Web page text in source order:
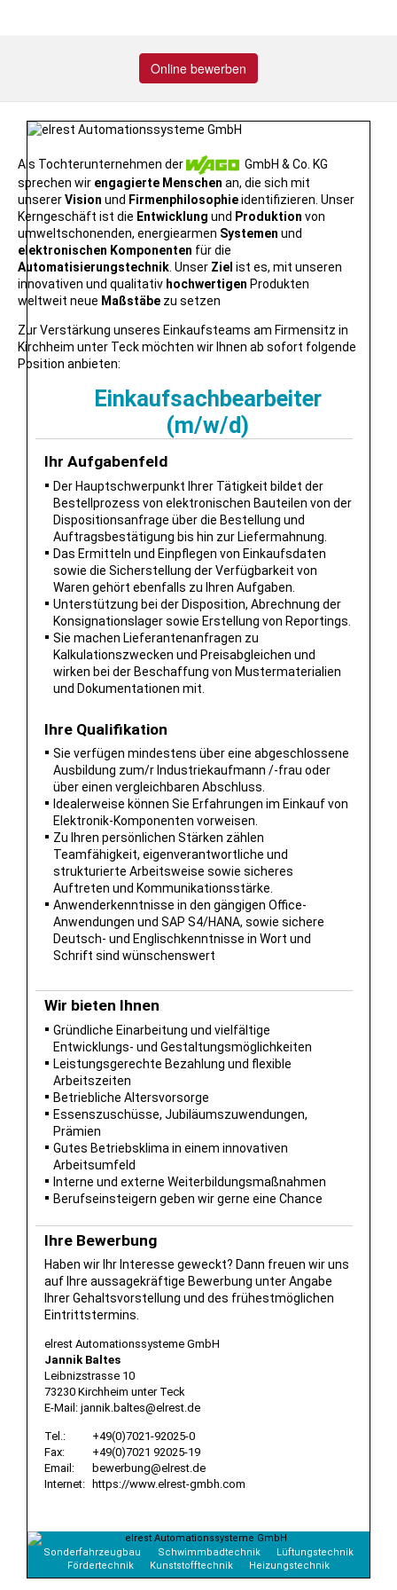
Online bewerben
Als Tochterunternehmen der
GmbH & Co. KG
sprechen wir engagierte Menschen an, die sich mit
unsererVision und Firmenphilosophieidentifizieren. Unser
Kerngeschäft ist die Entwicklung und Produktion von
umweltschonenden, energiearmen Systemen und
elektronischen Komponenten für die
Automatisierungstechnik. Unser Ziel ist es, mit unseren
innovativen und qualitativ hochwertigen Produkten
weltweit neue Maßstäbe zu setzen
Zur Verstärkung unseres Einkaufsteams am Firmensitz in
Kirchheim unter Teck möchten wir Ihnen ab sofort folgende
Position anbieten:
Einkaufsachbearbeiter
(m/w/d)
Ihr Aufgabenfeld
Der Hauptschwerpunkt Ihrer Tätigkeit bildet der
Bestellprozess von elektronischen Bauteilen von der
Dispositionsanfrage über die Bestellung und
Auftragsbestätigung bis hin zur Liefermahnung.
Das Ermitteln und Einpflegen von Einkaufsdaten
sowie die Sicherstellung der Verfügbarkeit von
Waren gehört ebenfalls zu Ihren Aufgaben.
Unterstützung bei der Disposition, Abrechnung der
Konsignationslager sowie Erstellung von Reportings.
Sie machen Lieferantenanfragen zu
Kalkulationszwecken und Preisabgleichen und
wirken bei der Beschaffung von Mustermaterialien
und Dokumentationen mit.
Ihre Qualifikation
Sie verfügen mindestens über eine abgeschlossene
Ausbildung zum/r Industriekaufmann /-frau oder
über einen vergleichbaren Abschluss.
Idealerweise können Sie Erfahrungen im Einkauf von
Elektronik-Komponenten vorweisen.
Zu Ihren persönlichen Stärken zählen
Teamfähigkeit, eigenverantwortliche und
strukturierte Arbeitsweise sowie sicheres
Auftreten und Kommunikationsstärke.
Anwenderkenntnisse in den gängigen Office-
Anwendungen und SAP S4/HANA, sowie sichere
Deutsch- und Englischkenntnisse in Wort und
Schrift sind wünschenswert
Wir bieten Ihnen
Gründliche Einarbeitung und vielfältige
Entwicklungs- und Gestaltungsmöglichkeiten
Leistungsgerechte Bezahlung und flexible
Arbeitszeiten
Betriebliche Altersvorsorge
Essenszuschüsse, Jubiläumszuwendungen,
Prämien
Gutes Betriebsklima in einem innovativen
Arbeitsumfeld
Interne und externe Weiterbildungsmaßnahmen
Berufseinsteigern geben wir gerne eine Chance
Ihre Bewerbung
Haben wir Ihr Interesse geweckt? Dann freuen wir uns
auf Ihre aussagekräftige Bewerbung unter Angabe
Ihrer Gehaltsvorstellung und des frühestmöglichen
Eintrittstermins.
elrest Automationssysteme GmbH
Jannik Baltes
Leibnizstrasse 10
73230 Kirchheim unter Teck
E-Mail: jannik.baltes@elrest.de
Tel.:
+49(0)7021-92025-0
Fax:
+49(0)7021 92025-19
Email:
bewerbung@elrest.de
Internet:
https://www.elrest-gmbh.com
Sonderfahrzeugbau Schwimmbadtechnik
Lüftungstechnik
Fördertechnik
Kunststofftechnik Heizungstechnik